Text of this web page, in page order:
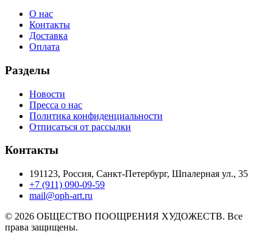
О нас
Контакты
Доставка
Оплата
Разделы
Новости
Пресса о нас
Политика конфиденциальности
Отписаться от рассылки
Контакты
191123, Россия, Санкт-Петербург, Шпалерная ул., 35
+7 (911) 090-09-59
mail@oph-art.ru
© 2026 ОБЩЕСТВО ПООЩРЕНИЯ ХУДОЖЕСТВ. Все
права защищены.